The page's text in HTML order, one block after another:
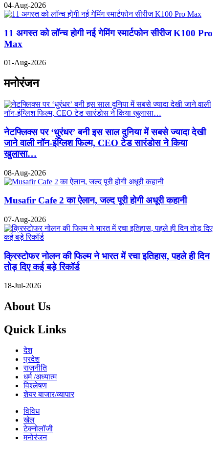
04-Aug-2026
11 अगस्त को लॉन्च होगी नई गेमिंग स्मार्टफोन सीरीज K100 Pro
Max
01-Aug-2026
मनोरंजन
नेटफ्लिक्स पर ‘धुरंधर’ बनी इस साल दुनिया में सबसे ज्यादा देखी
जाने वाली नॉन-इंग्लिश फिल्म, CEO टेड सारंडोस ने किया
खुलासा…
08-Aug-2026
Musafir Cafe 2 का ऐलान, जल्द पूरी होगी अधूरी कहानी
07-Aug-2026
क्रिस्टोफर नोलन की फिल्म ने भारत में रचा इतिहास, पहले ही दिन
तोड़ दिए कई बड़े रिकॉर्ड
18-Jul-2026
About Us
Quick Links
देश
प्रदेश
राजनीति
धर्म /अध्यात्म
विश्लेषण
शेयर बाजार/व्यापार
विविध
खेल
टेक्नोलॉजी
मनोरंजन